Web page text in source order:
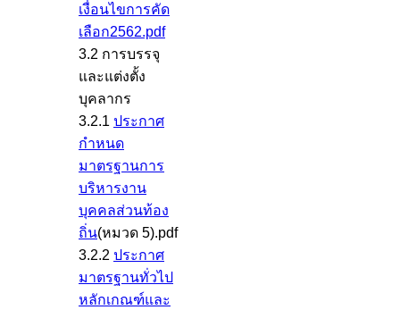
เงื่อนไขการคัด
เลือก2562.pdf
3.2 การบรรจุ
และแต่งตั้ง
บุคลากร
3.2.1 ประกาศ
กำหนด
มาตรฐานการ
บริหารงาน
บุคคลส่วนท้อง
ถิ่น(หมวด 5).pdf
3.2.2 ประกาศ
มาตรฐานทั่วไป
หลักเกณฑ์และ